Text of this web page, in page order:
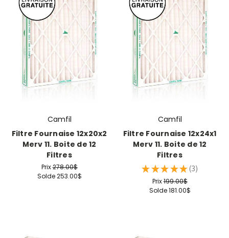
Camfil
Filtre Fournaise 12x20x2
Merv 11. Boite de 12
Filtres
Prix278.00$
Solde253.00$
Camfil
Filtre Fournaise 12x24x1
Merv 11. Boite de 12
Filtres
★ ★ ★ ★ ★ 3
3
Prix199.00$
Solde181.00$